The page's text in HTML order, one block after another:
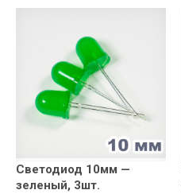
Светодиод 10мм —
зеленый, 3шт.